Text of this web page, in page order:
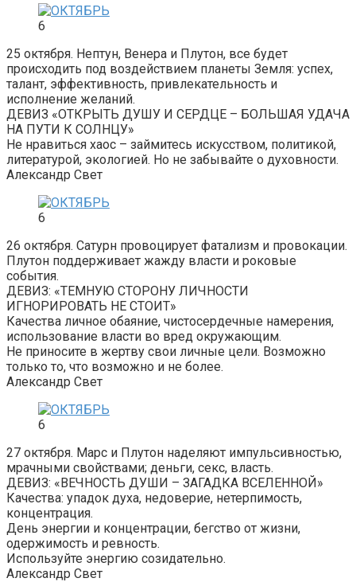
6
25 октября. Нептун, Венера и Плутон, все будет
происходить под воздействием планеты Земля: успех,
талант, эффективность, привлекательность и
исполнение желаний.
ДЕВИЗ «ОТКРЫТЬ ДУШУ И СЕРДЦЕ – БОЛЬШАЯ УДАЧА
НА ПУТИ К СОЛНЦУ»
Не нравиться хаос – займитесь искусством, политикой,
литературой, экологией. Но не забывайте о духовности.
Александр Свет
6
26 октября. Сатурн провоцирует фатализм и провокации.
Плутон поддерживает жажду власти и роковые
события.
ДЕВИЗ: «ТЕМНУЮ СТОРОНУ ЛИЧНОСТИ
ИГНОРИРОВАТЬ НЕ СТОИТ»
Качества личное обаяние, чистосердечные намерения,
использование власти во вред окружающим.
Не приносите в жертву свои личные цели. Возможно
только то, что возможно и не более.
Александр Свет
6
27 октября. Марс и Плутон наделяют импульсивностью,
мрачными свойствами; деньги, секс, власть.
ДЕВИЗ: «ВЕЧНОСТЬ ДУШИ – ЗАГАДКА ВСЕЛЕННОЙ»
Качества: упадок духа, недоверие, нетерпимость,
концентрация.
День энергии и концентрации, бегство от жизни,
одержимость и ревность.
Используйте энергию созидательно.
Александр Свет